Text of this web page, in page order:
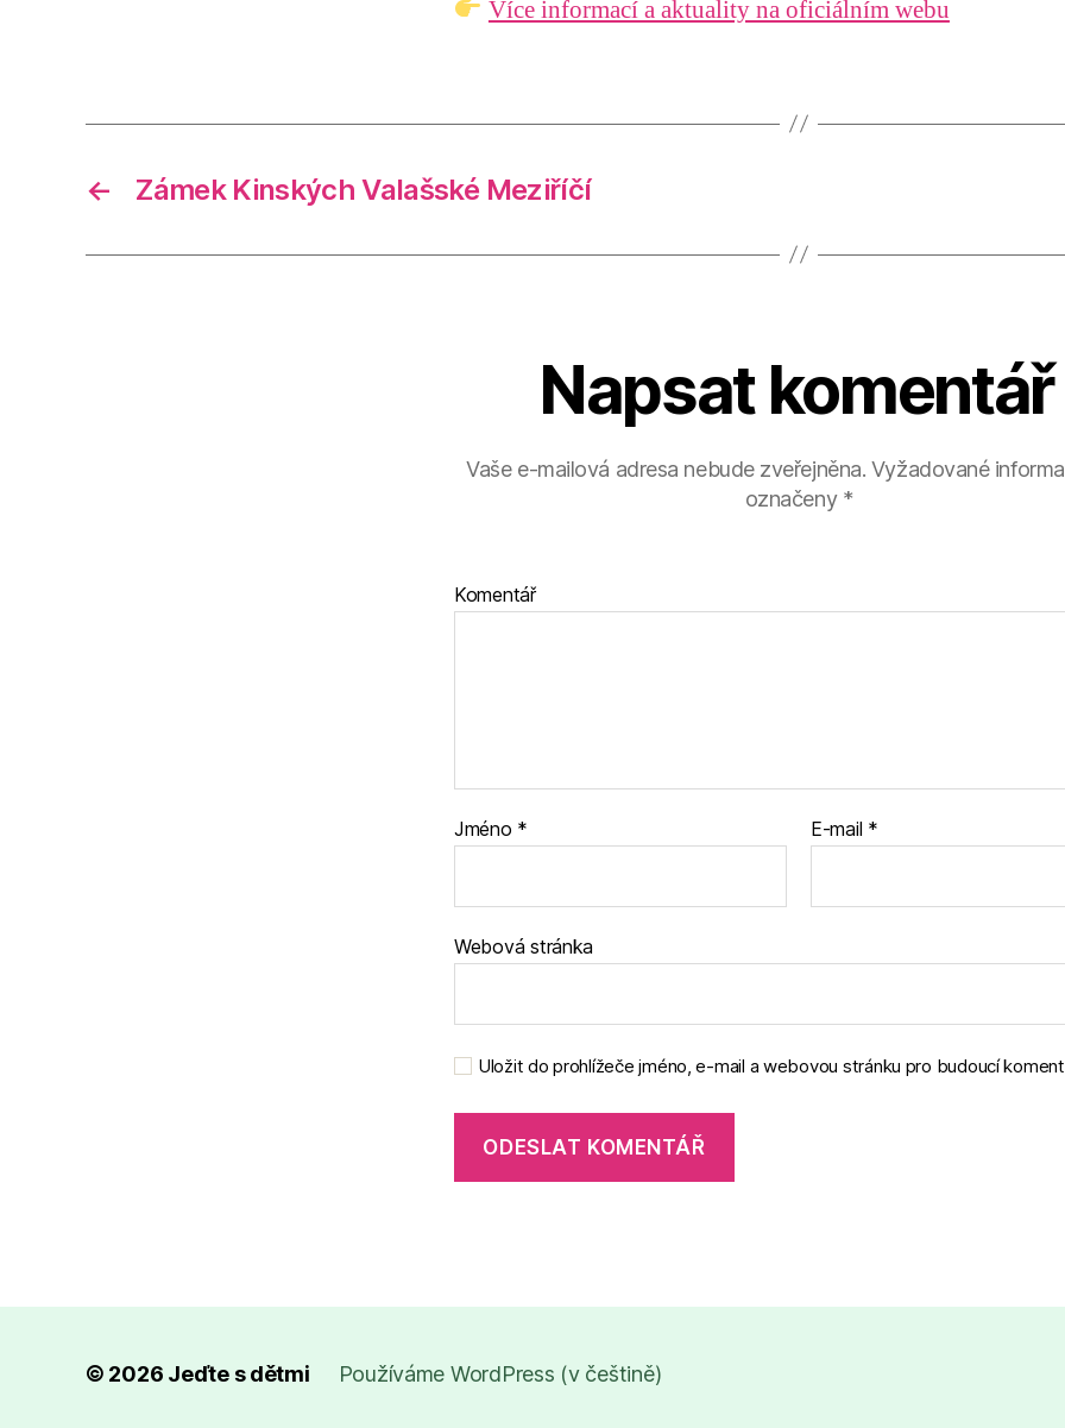
Více informací a aktuality na oficiálním webu
← Zámek Kinských Valašské Meziříčí
Napsat komentář
Vaše e-mailová adresa nebude zveřejněna. Vyžadované
označeny *
Komentář
Jméno * E-mail *
Webová stránka
Uložit do prohlížeče jméno, e-mail a webovou stránku pro budoucí
© 2026 Jeďte s dětmi Používáme WordPress (v češtině)